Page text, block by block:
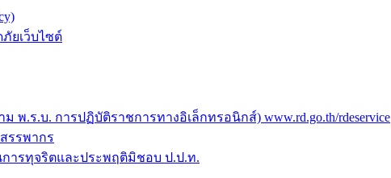
ยเว็บไซต์
พ.ร.บ. การปฏิบัติราชการทางอิเล็กทรอนิกส์) www.rd.go.th/rdeservice
รรพากร
การทุจริตและประพฤติมิชอบ ป.ป.ท.